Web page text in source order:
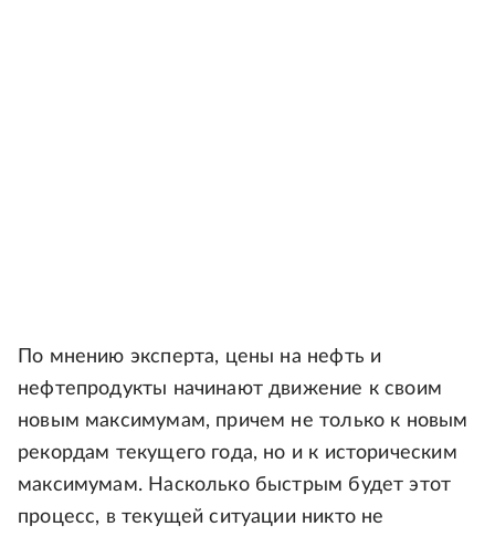
По мнению эксперта, цены на нефть и
нефтепродукты начинают движение к своим
новым максимумам, причем не только к новым
рекордам текущего года, но и к историческим
максимумам. Насколько быстрым будет этот
процесс, в текущей ситуации никто не